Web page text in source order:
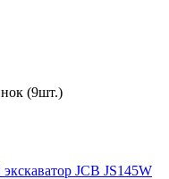
(9шт.)